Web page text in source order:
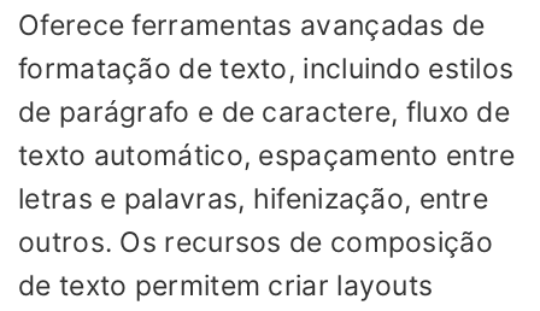
Oferece ferramentas avançadas de
formatação de texto, incluindo estilos
de parágrafo e de caractere, fluxo de
texto automático, espaçamento entre
letras e palavras, hifenização, entre
outros. Os recursos de composição
de texto permitem criar layouts